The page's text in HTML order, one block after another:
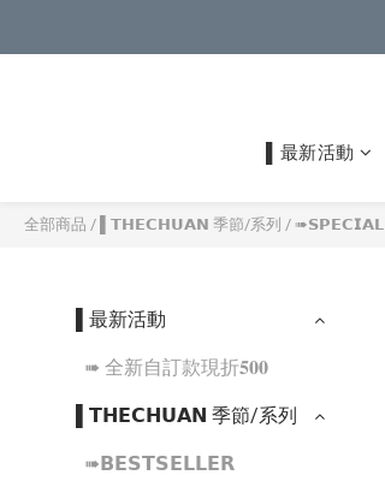
▌最新活動
全部商品 / ▌𝗧𝗛𝗘𝗖𝗛𝗨𝗔𝗡 季節/系列 / ➠𝗦𝗣𝗘𝗖𝗜𝗔𝗟
▌最新活動
➠ 全新自訂款現折𝟓𝟎𝟎
▌𝗧𝗛𝗘𝗖𝗛𝗨𝗔𝗡 季節/系列
➠𝗕𝗘𝗦𝗧𝗦𝗘𝗟𝗟𝗘𝗥